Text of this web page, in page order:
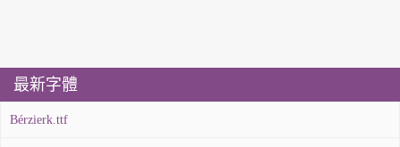
最新字體
Bérzierk.ttf